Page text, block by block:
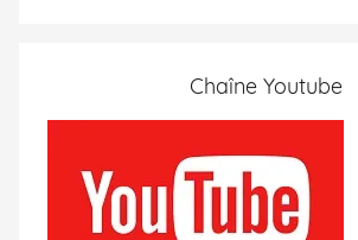
Chaîne Youtube